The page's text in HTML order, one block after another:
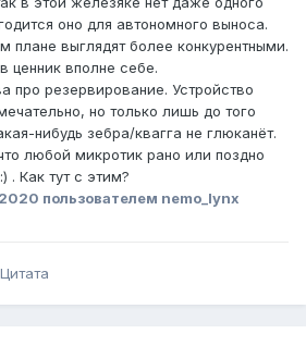
оно для автономного выноса.
плане выглядят более конкурентными.
ценник вполне себе.
про резервирование. Устройство
но только лишь до того
нибудь зебра/квагга не глюканёт.
любой микротик рано или поздно
. Как тут с этим?
пользователем nemo_lynx
Цитата